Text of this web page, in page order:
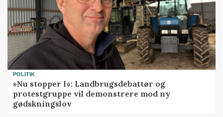
POLITIK
»Nu stopper I«: Landbrugsdebattør og
protestgruppe vil demonstrere mod ny
gødskningslov